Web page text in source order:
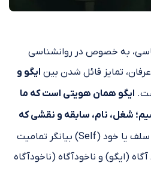
به خصوص در روانشناسی
تمایز قائل شدن بین ایگو و
ایگو همان هویتی است که ما
شغل، نام، سابقه و نقشی که
اما سلف یا خود (Self) بیانگر تمامیت
(ایگو) و ناخودآگاه (ناخودآگاه